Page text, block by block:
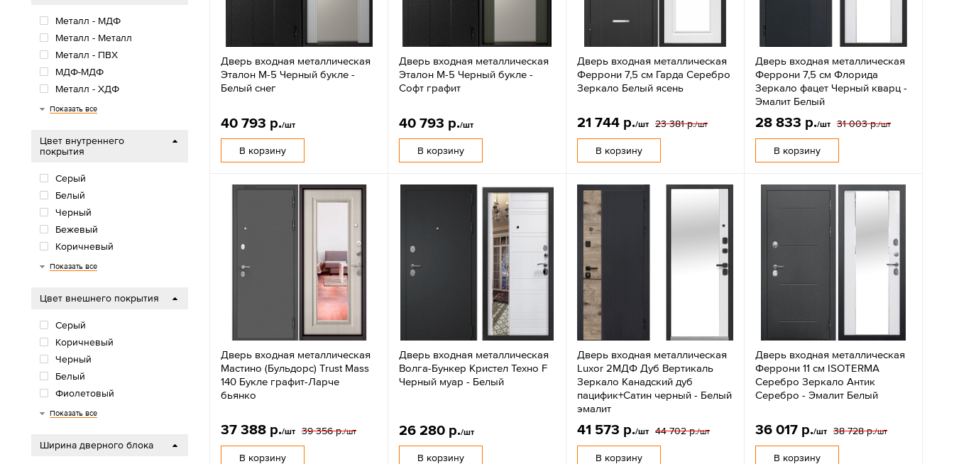
Дверь входная металлическая
Эталон M-5 Черный букле -
Белый снег
40 793 р./шт
В корзину
Дверь входная металлическая
Эталон M-5 Черный букле -
Софт графит
40 793 р./шт
В корзину
Дверь входная металлическая
Феррони 7,5 см Гарда Серебро
Зеркало Белый ясень
21 744 р./шт 23 381 р./шт
В корзину
Дверь входная металлическая
Феррони 7,5 см Флорида
Зеркало фацет Черный кварц -
Эмалит Белый
28 833 р./шт 31 003 р./шт
В корзину
Дверь входная металлическая
Мастино (Бульдорс) Trust Mass
140 Букле графит-Ларче
бьянко
37 388 р./шт 39 356 р./шт
В корзину
Дверь входная металлическая
Волга-Бункер Кристел Техно F
Черный муар - Белый
26 280 р./шт
В корзину
Дверь входная металлическая
Luxor 2МДФ Дуб Вертикаль
Зеркало Канадский дуб
пацифик+Сатин черный - Белый
эмалит
41 573 р./шт 44 702 р./шт
В корзину
Дверь входная металлическая
Феррони 11 см ISOTERMA
Серебро Зеркало Антик
Серебро - Эмалит Белый
36 017 р./шт 38 728 р./шт
В корзину
Металл - МДФ
Металл - Металл
Металл - ПВХ
МДФ-МДФ
Металл - ХДФ
МФД+Металл - МФД
Показать все
Цвет внутреннего
покрытия
Серый
Белый
Черный
Бежевый
Коричневый
Зеленый
Медный
Показать все
Цвет внешнего покрытия
Серый
Коричневый
Черный
Белый
Фиолетовый
Бежевый
Синий
Зеленый
Медный
Антрацит
Вишня
Показать все
Ширина дверного блока